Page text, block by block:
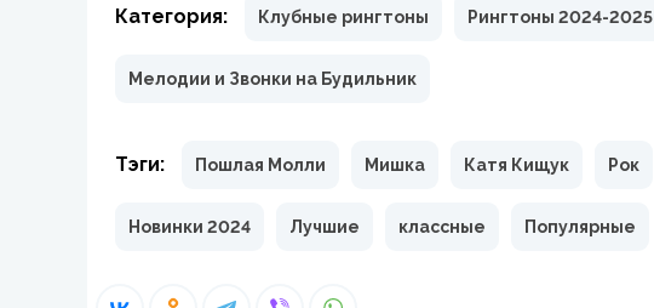
Категория: Клубные рингтоны Рингтоны 2024-2025
Мелодии и Звонки на Будильник
Тэги: Пошлая Молли Мишка Катя Кищук Рок
Новинки 2024 Лучшие классные Популярные